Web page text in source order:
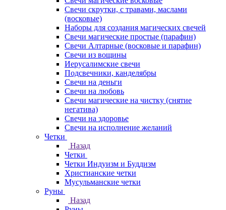
Свечи скрутки, с травами, маслами
(восковые)
Наборы для создания магических свечей
Свечи магические простые (парафин)
Свечи Алтарные (восковые и парафин)
Свечи из вощины
Иерусалимские свечи
Подсвечники, канделябры
Свечи на деньги
Свечи на любовь
Свечи магические на чистку (снятие
негатива)
Свечи на здоровье
Свечи на исполнение желаний
Четки
Назад
Четки
Четки Индуизм и Буддизм
Христианские четки
Мусульманские четки
Руны
Назад